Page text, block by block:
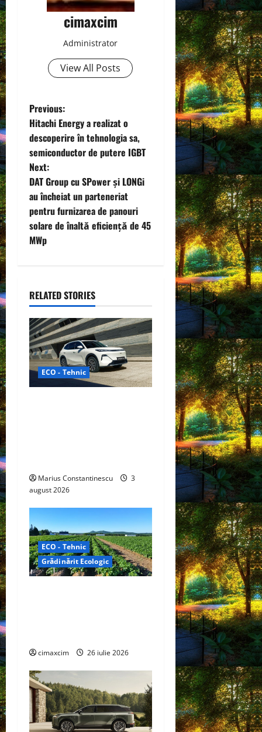
cimaxcim
Administrator
View All Posts
P
o
s
t
n
a
i
g
a
t
i
Previous:
Hitachi Energy a realizat o
descoperire în tehnologia sa,
semiconductor de putere IGBT
Next:
DAT Group cu SPower și LONGi
au încheiat un parteneriat
pentru furnizarea de panouri
solare de înaltă eficiență de 45
MWp
RELATED STORIES
ECO - Tehnic
Marius Constantinescu
3
august 2026
ECO - Tehnic
Grădinărit Ecologic
cimaxcim 26 iulie 2026